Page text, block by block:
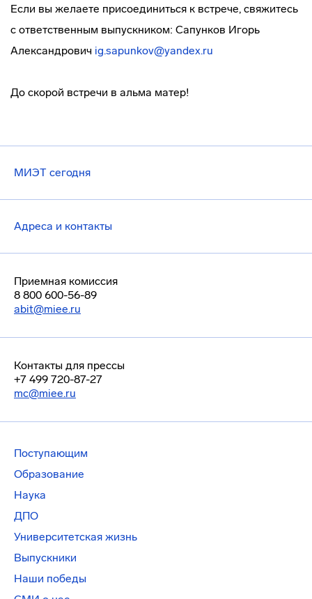
Если вы желаете присоединиться к встрече, свяжитесь
с ответственным выпускником: Сапунков Игорь
Александрович ig.sapunkov@yandex.ru
До скорой встречи в альма матер!
МИЭТ сегодня
Адреса и контакты
Приемная комиссия
8 800 600-56-89
abit@miee.ru
Контакты для прессы
+7 499 720-87-27
mc@miee.ru
Поступающим
Образование
Наука
ДПО
Университетская жизнь
Выпускники
Наши победы